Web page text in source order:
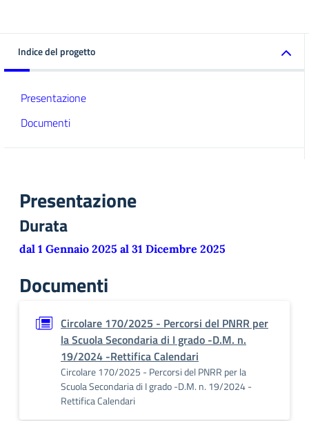
Indice del progetto
Presentazione
Documenti
Presentazione
Durata
dal 1 Gennaio 2025 al 31 Dicembre 2025
Documenti
Circolare 170/2025 - Percorsi del PNRR per
la Scuola Secondaria di I grado -D.M. n.
19/2024 -Rettifica Calendari
Circolare 170/2025 - Percorsi del PNRR per la
Scuola Secondaria di I grado -D.M. n. 19/2024 -
Rettifica Calendari